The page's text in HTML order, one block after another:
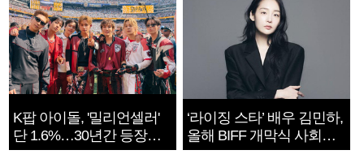
K팝 아이돌, '밀리언셀러'
단 1.6%…30년간 등장
1182개팀 전수조사
‘라이징 스타’ 배우 김민하,
올해 BIFF 개막식 사회자
확정